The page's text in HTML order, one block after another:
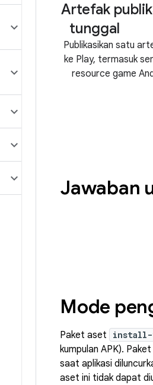
Artefak
tunggal
Publikasikan satu
ke Play, termasuk
resource game
Jawaban
Mode
Paket aset install-
kumpulan APK).
saat aplikasi
aset ini tidak dapat